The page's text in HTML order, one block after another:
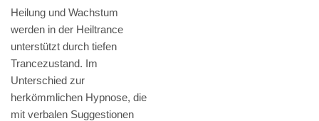
Heilung und Wachstum
werden in der Heiltrance
unterstützt durch tiefen
Trancezustand. Im
Unterschied zur
herkömmlichen Hypnose, die
mit verbalen Suggestionen